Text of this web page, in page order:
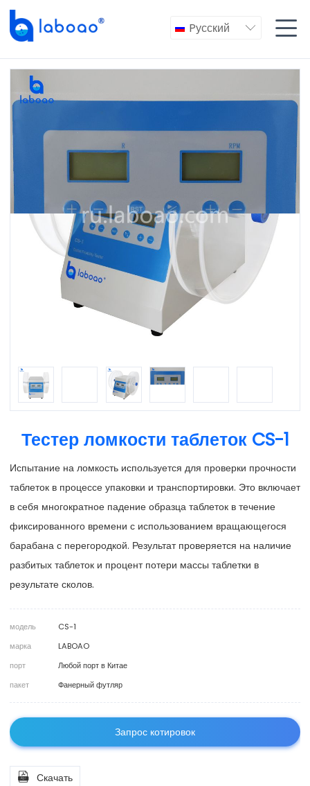
Pусский  
Тестер ломкости таблеток CS-1
Испытание на ломкость используется для проверки прочности
таблеток в процессе упаковки и транспортировки. Это включает
в себя многократное падение образца таблеток в течение
фиксированного времени с использованием вращающегося
барабана с перегородкой. Результат проверяется на наличие
разбитых таблеток и процент потери массы таблетки в
результате сколов.
модель
CS-1
марка
LABOAO
порт
Любой порт в Китае
пакет
Фанерный футляр
Запрос котировок
 Скачать